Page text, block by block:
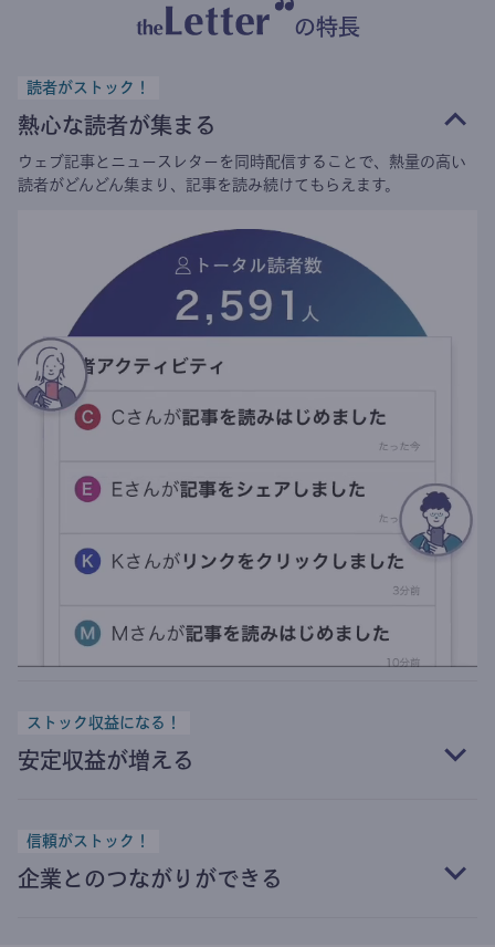
の特長
読者がストック！
熱心な読者が集まる
ウェブ記事とニュースレターを同時配信することで、熱量の高い
読者がどんどん集まり、記事を読み続けてもらえます。
ストック収益になる！
安定収益が増える
信頼がストック！
企業とのつながりができる